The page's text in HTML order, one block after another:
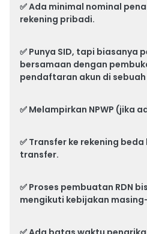
✅ Ada minimal nominal
rekening pribadi.
✅ Punya SID, tapi biasanya
bersamaan dengan
pendaftaran akun di
✅ Melampirkan NPWP (jika
✅ Transfer ke rekening
transfer.
✅ Proses pembuatan RDN
mengikuti kebijakan